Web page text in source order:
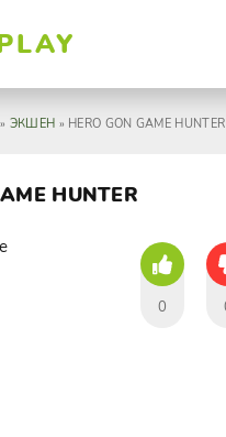
ЭКШЕН » HERO GON GAME HUNTER
HUNTER
0